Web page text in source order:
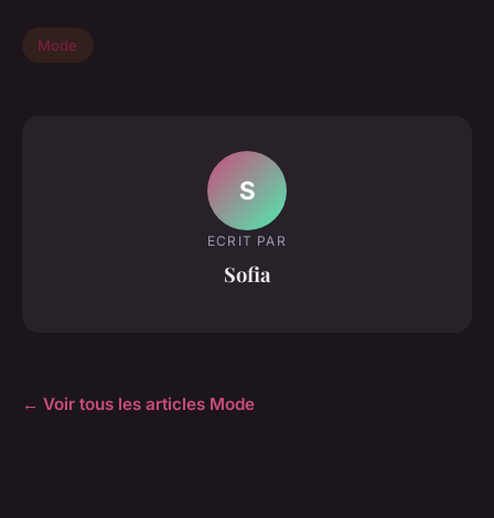
Mode
S
ECRIT PAR
Sofia
← Voir tous les articles Mode